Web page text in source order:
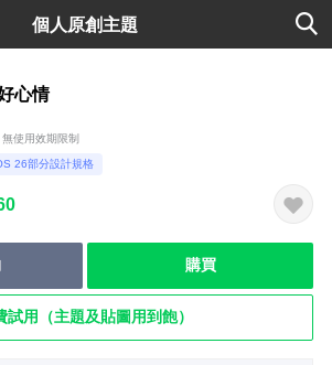
個人原創主題
心情
使用效期限制
26部分設計規格
購買
試用（主題及貼圖用到飽）